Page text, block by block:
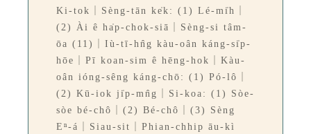
Ki-tok｜Sèng-tān ke̍k: (1) Lé-mi̍h｜
(2) Ài ê ha̍p-chok-siā｜Sèng-si tâm-
ōa (11)｜Iù-tī-hn̂g kàu-oân káng-si̍p-
hōe｜Pī koan-sim ê hēng-hok｜Kàu-
oân ióng-sêng káng-chō: (1) Pó-lô｜
(2) Kū-iok ji̍p-mn̂g｜Si-koa: (1) Sòe-
sòe bé-chô｜(2) Bé-chô｜(3) Sèng
Eⁿ-á｜Siau-sit｜Phian-chhip āu-kì